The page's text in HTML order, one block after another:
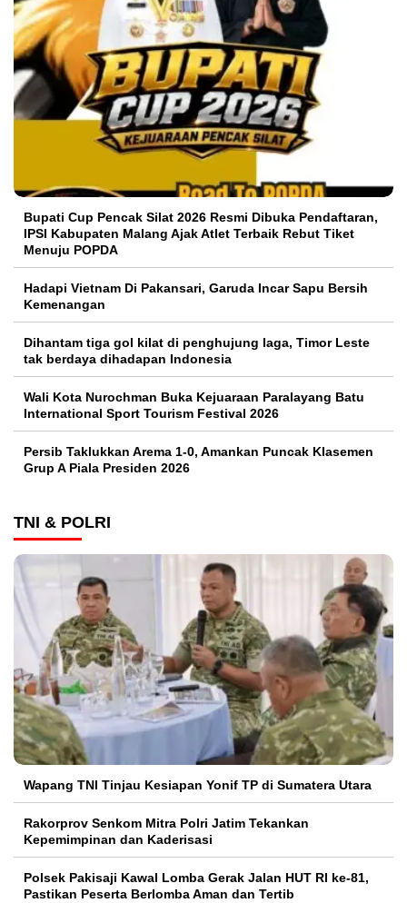
Bupati Cup Pencak Silat 2026 Resmi Dibuka Pendaftaran,
IPSI Kabupaten Malang Ajak Atlet Terbaik Rebut Tiket
Menuju POPDA
Hadapi Vietnam Di Pakansari, Garuda Incar Sapu Bersih
Kemenangan
Dihantam tiga gol kilat di penghujung laga, Timor Leste
tak berdaya dihadapan Indonesia
Wali Kota Nurochman Buka Kejuaraan Paralayang Batu
International Sport Tourism Festival 2026
Persib Taklukkan Arema 1-0, Amankan Puncak Klasemen
Grup A Piala Presiden 2026
TNI & POLRI
Wapang TNI Tinjau Kesiapan Yonif TP di Sumatera Utara
Rakorprov Senkom Mitra Polri Jatim Tekankan
Kepemimpinan dan Kaderisasi
Polsek Pakisaji Kawal Lomba Gerak Jalan HUT RI ke-81,
Pastikan Peserta Berlomba Aman dan Tertib